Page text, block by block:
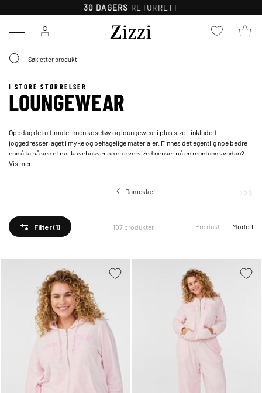
30 DAGERS RETURRETT
Menu
I STORE STØRRELSER
LOUNGEWEAR
Oppdag det ultimate innen kosetøy og loungewear i plus size – inkludert
joggedresser laget i myke og behagelige materialer. Finnes det egentlig noe bedre
enn å ta på seg et parkosebukserog en oversizedgenserpå en regntung søndag?
Vis mer
Dameklær
Filter(1) 107 produkter Produkt Modell